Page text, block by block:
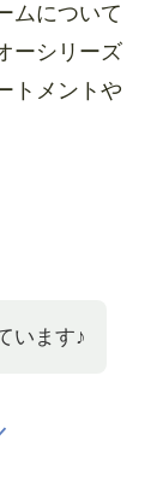
ムについて
ーシリーズ
トメントや
います♪